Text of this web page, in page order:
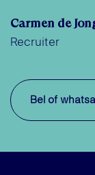
Carmen de
Recruiter
Bel of